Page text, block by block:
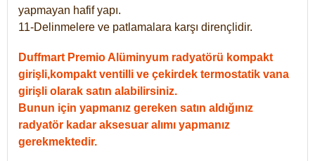
yapmayan hafif yapı.
11-Delinmelere ve patlamalara karşı dirençlidir.
Duffmart Premio Alüminyum radyatörü kompakt
girişli,kompakt ventilli ve çekirdek termostatik vana
girişli olarak satın alabilirsiniz.
Bunun için yapmanız gereken satın aldığınız
radyatör kadar aksesuar alımı yapmanız
gerekmektedir.